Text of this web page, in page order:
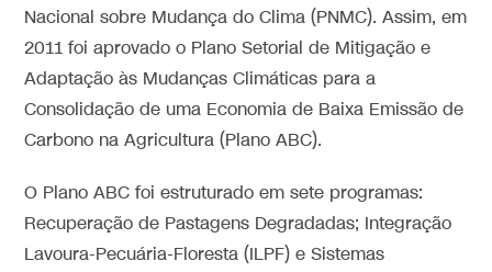
Nacional sobre Mudança do Clima (PNMC). Assim, em
2011 foi aprovado o Plano Setorial de Mitigação e
Adaptação às Mudanças Climáticas para a
Consolidação de uma Economia de Baixa Emissão de
Carbono na Agricultura (Plano ABC).
O Plano ABC foi estruturado em sete programas:
Recuperação de Pastagens Degradadas; Integração
Lavoura-Pecuária-Floresta (ILPF) e Sistemas